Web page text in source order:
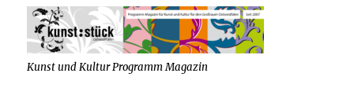
Kunst und Kultur Programm Magazin